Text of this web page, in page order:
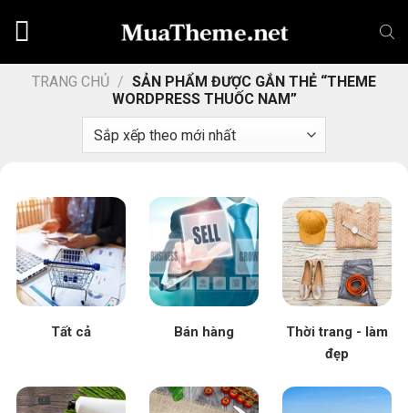
TRANG CHỦ / SẢN PHẨM ĐƯỢC GẮN THẺ “THEME
WORDPRESS THUỐC NAM”
Tất cả Bán hàng
Thời trang - làm
đẹp